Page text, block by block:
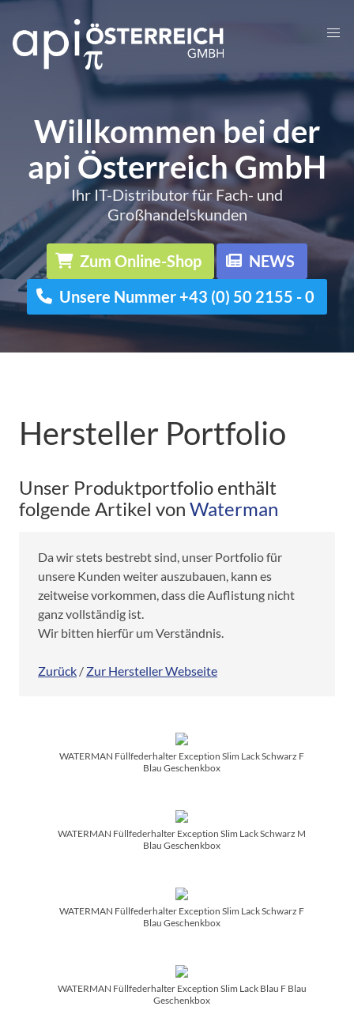
Willkommen bei der
api Österreich GmbH
Ihr IT-Distributor für Fach- und
Großhandelskunden
Zum Online-Shop
NEWS
Unsere Nummer +43 (0) 50 2155 - 0
Hersteller Portfolio
Unser Produktportfolio enthält
folgende Artikel von Waterman
Da wir stets bestrebt sind, unser Portfolio für
unsere Kunden weiter auszubauen, kann es
zeitweise vorkommen, dass die Auflistung nicht
ganz vollständig ist.
Wir bitten hierfür um Verständnis.
Zurück / Zur Hersteller Webseite
WATERMAN Füllfederhalter Exception Slim Lack Schwarz F
Blau Geschenkbox
WATERMAN Füllfederhalter Exception Slim Lack Schwarz M
Blau Geschenkbox
WATERMAN Füllfederhalter Exception Slim Lack Schwarz F
Blau Geschenkbox
WATERMAN Füllfederhalter Exception Slim Lack Blau F Blau
Geschenkbox